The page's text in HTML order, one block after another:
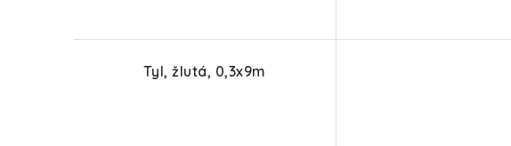
Tyl, žlutá, 0,3x9m